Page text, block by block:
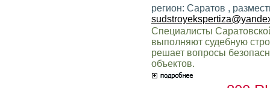
регион: Саратов ,
Специалисты
выполняют судебную
решает вопросы
объектов.